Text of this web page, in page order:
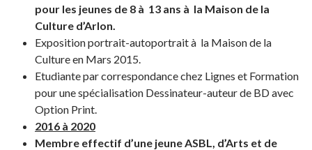
pour les jeunes de 8 à 13 ans à la Maison de la
Culture d’Arlon.
Exposition portrait-autoportrait à la Maison de la
Culture en Mars 2015.
Etudiante par correspondance chez Lignes et Formation
pour une spécialisation Dessinateur-auteur de BD avec
Option Print.
2016 à 2020
Membre effectif d’une jeune ASBL, d’Arts et de